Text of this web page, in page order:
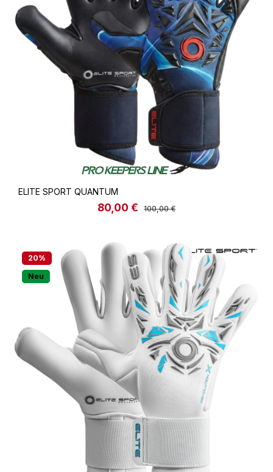
ELITE SPORT QUANTUM
Verkaufspreis:
80,00 € Regulärer Preis:
100,00 €
20%
Neu